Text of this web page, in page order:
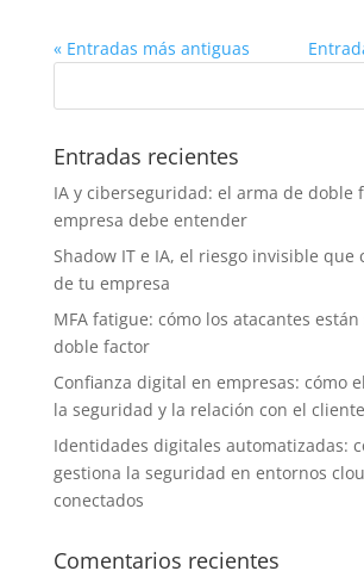
« Entradas más antiguas
Entradas recientes
IA y ciberseguridad: el arma de doble
empresa debe entender
Shadow IT e IA, el riesgo invisible que
de tu empresa
MFA fatigue: cómo los atacantes
doble factor
Confianza digital en empresas: cómo
la seguridad y la relación con el cliente
Identidades digitales automatizadas:
gestiona la seguridad en entornos
conectados
Comentarios recientes